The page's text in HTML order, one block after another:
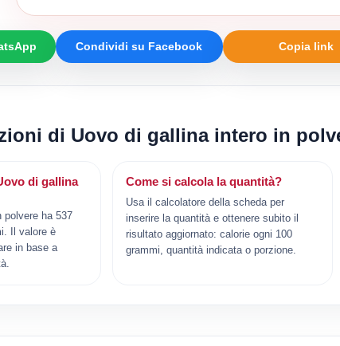
Condividi su Facebook Copia link
di Uovo di gallina intero in
di gallina
polvere ha 537
Il valore è
in base a
Come si calcola la quantità?
Usa il calcolatore della scheda per
inserire la quantità e ottenere subito il
risultato aggiornato: calorie ogni 100
grammi, quantità indicata o porzione.